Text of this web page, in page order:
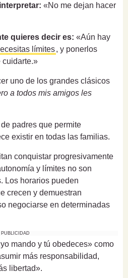
«No me dejan hacer
quieres decir es: «Aún hay
límites, y ponerlos
cuidarte.»
uno de los grandes clásicos
a todos mis amigos les
padres que permite
existir en todas las familias.
conquistar progresivamente
y límites no son
Los horarios pueden
crecen y demuestran
negociarse en determinadas
PUBLICIDAD
mando y tú obedeces» como
más responsabilidad,
libertad».